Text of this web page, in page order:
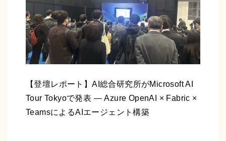
【登壇レポート】AI総合研究所がMicrosoft AI
Tour Tokyoで発表 ― Azure OpenAI × Fabric ×
TeamsによるAIエージェント構築